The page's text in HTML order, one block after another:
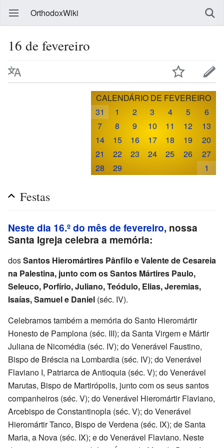
OrthodoxWiki
16 de fevereiro
CALENDÁRIO DE FEVEREIRO
31
1 2 3 4 5
6
7
8 9 10 11 12
13
14
15 16 17 18 19
20
21
22 23 24 25 26
27
28
29 1
Festas
Neste dia 16.º do mês de fevereiro, nossa
Santa Igreja celebra a memória:
dosSantos Hieromártires Pânfilo e Valente de Cesareia
na Palestina, junto com os Santos Mártires Paulo,
Seleuco, Porfírio, Juliano, Teódulo, Elias, Jeremias,
Isaías, Samuel e Daniel (séc. IV).
Celebramos também a memória do Santo Hieromártir
Honesto de Pamplona (séc. III); da Santa Virgem e Mártir
Juliana de Nicomédia (séc. IV); do Venerável Faustino,
Bispo de Bréscia na Lombardia (séc. IV); do Venerável
Flaviano I, Patriarca de Antioquia (séc. V); do Venerável
Marutas, Bispo de Martirópolis, junto com os seus santos
companheiros (séc. V); do Venerável Hieromártir Flaviano,
Arcebispo de Constantinopla (séc. V); do Venerável
Hieromártir Tanco, Bispo de Verdena (séc. IX); de Santa
Maria, a Nova (séc. IX); e do Venerável Flaviano. Neste